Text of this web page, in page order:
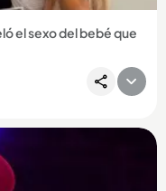
el sexo del bebé que
amigos y familiares, la
el sexo del